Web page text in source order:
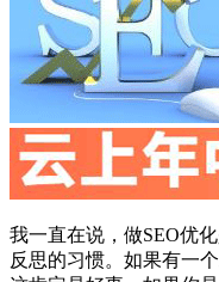
我一直在说，做SEO优
反思的习惯。如果有一